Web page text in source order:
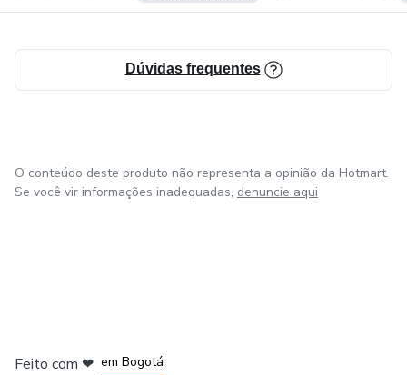
Dúvidas frequentes
O conteúdo deste produto não representa a opinião da Hotmart.
Se você vir informações inadequadas, denuncie aqui
Feito com ❤ em Bogotá